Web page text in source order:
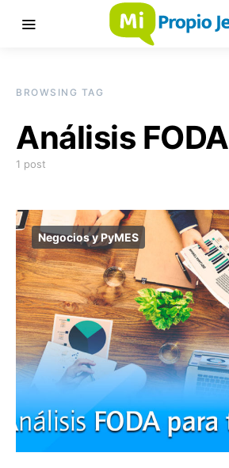
BROWSING TAG
Análisis FODA
1 post
Negocios y PyMES